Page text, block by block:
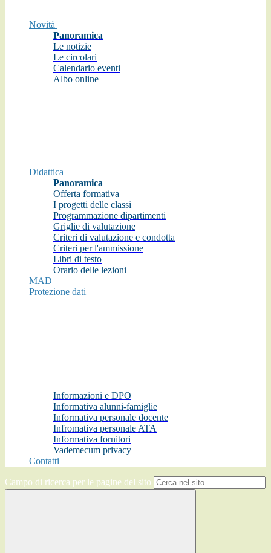
Novità
Panoramica
Le notizie
Le circolari
Calendario eventi
Albo online
Didattica
Panoramica
Offerta formativa
I progetti delle classi
Programmazione dipartimenti
Griglie di valutazione
Criteri di valutazione e condotta
Criteri per l'ammissione
Libri di testo
Orario delle lezioni
MAD
Protezione dati
Informazioni e DPO
Informativa alunni-famiglie
Informativa personale docente
Infromativa personale ATA
Informativa fornitori
Vademecum privacy
Contatti
Campo di ricerca per le pagine del sito